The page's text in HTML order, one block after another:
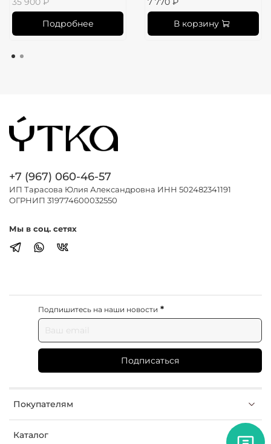
Подробнее
В корзину
Покупателям
Каталог
Подпишитесь на наши новости *
Подписаться
+7 (967) 060-46-57
ИП Тарасова Юлия Александровна ИНН 502482341191
ОГРНИП 319774600032550
Мы в соц. сетях